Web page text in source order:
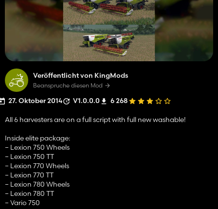
Veröffentlicht von KingMods
Beanspruche diesen Mod
27. Oktober 2014 V1.0.0.0 6 268
All 6 harvesters are on a full script with full new washable!
Inside elite package:
– Lexion 750 Wheels
– Lexion 750 TT
– Lexion 770 Wheels
– Lexion 770 TT
– Lexion 780 Wheels
– Lexion 780 TT
– Vario 750